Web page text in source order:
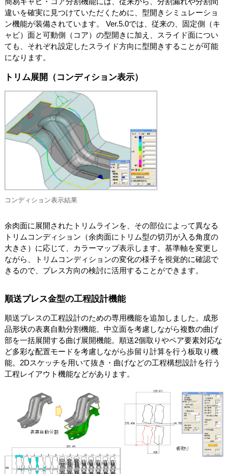
違いを確実に見つけていただくために、型開きシミュレーショ
ン機能が装備されています。 Ver.5.0では、従来の、固定側（キ
ャビ）面と可動側（コア）の型開きに加え、スライド面につい
ても、それぞれ設定したスライド方向に型開きすることが可能
になります。
トリム展開（コンディション表示）
コンディション表示結果
余肉面に展開されたトリムラインを、その部位によって異なる
トリムコンディション（余肉面にトリム型の切刃が入る角度の
大きさ）に応じて、カラーマップ表示します。基準軸を変更し
ながら、トリムコンディションの変化の様子を視覚的に確認で
きるので、プレス方向の検討に活用することができます。
順送プレス金型の工程設計機能
順送プレスの工程設計のための専用機能を追加しました。成形
品形状の表裏自動分割機能。中立面を考慮しながら複数の曲げ
部を一括展開する曲げ展開機能。順送2個取りやペア要素対応な
ど多彩な配置モードを考慮しながら歩留り計算を行う板取り機
能。2Dスケッチを用いて抜き・曲げなどの工程構想設計を行う
工程レイアウト機能などがあります。